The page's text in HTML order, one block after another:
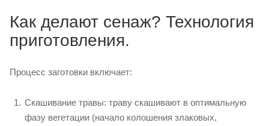
Как делают сенаж? Технология
приготовления.
Процесс заготовки включает:
Скашивание травы: траву скашивают в оптимальную
фазу вегетации (начало колошения злаковых,